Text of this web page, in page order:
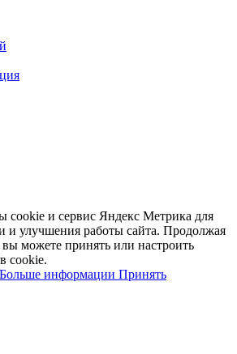
cookie и сервис Яндекс Метрика для
и улучшения работы сайта. Продолжая
вы можете принять или настроить
cookie.
Больше информации Принять